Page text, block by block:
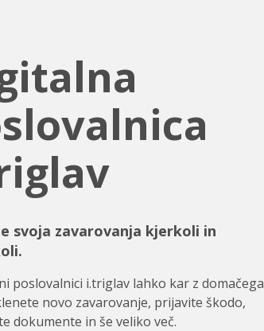
svoja zavarovanja kjerkoli in
poslovalnici i.triglav lahko kar z domačega
novo zavarovanje, prijavite škodo,
dokumente in še veliko več.